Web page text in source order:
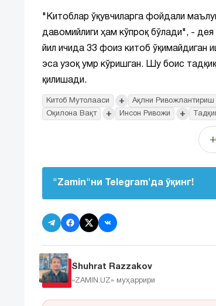
"Китоблар ўқувчиларга фойдали
давомийлиги ҳам кўпроқ бўлади", -
йил ичида 33 фоиз китоб ўқимайдиган
эса узоқ умр кўришган. Шу боис
қилишади.
Китоб Мутолааси + Ақлни Ривожлантириш
Оқилона Вақт + Инсон Ривожи +
+
"Zamin"ни Telegram'да ўқинг!
Shuhrat Razzakov
«ZAMIN.UZ» муҳаррири